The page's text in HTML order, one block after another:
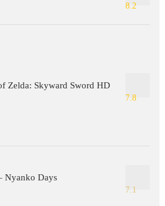
8.2
Zelda: Skyward Sword HD
7.8
Nyanko Days
7.1